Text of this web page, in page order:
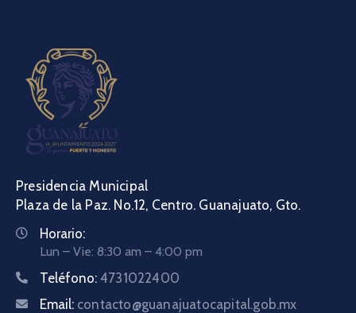
Presidencia Municipal
Plaza de la Paz. No.12, Centro. Guanajuato, Gto.
Horario:
Lun – Vie: 8:30 am – 4:00 pm
Teléfono: 4731022400
Email: contacto@guanajuatocapital.gob.mx